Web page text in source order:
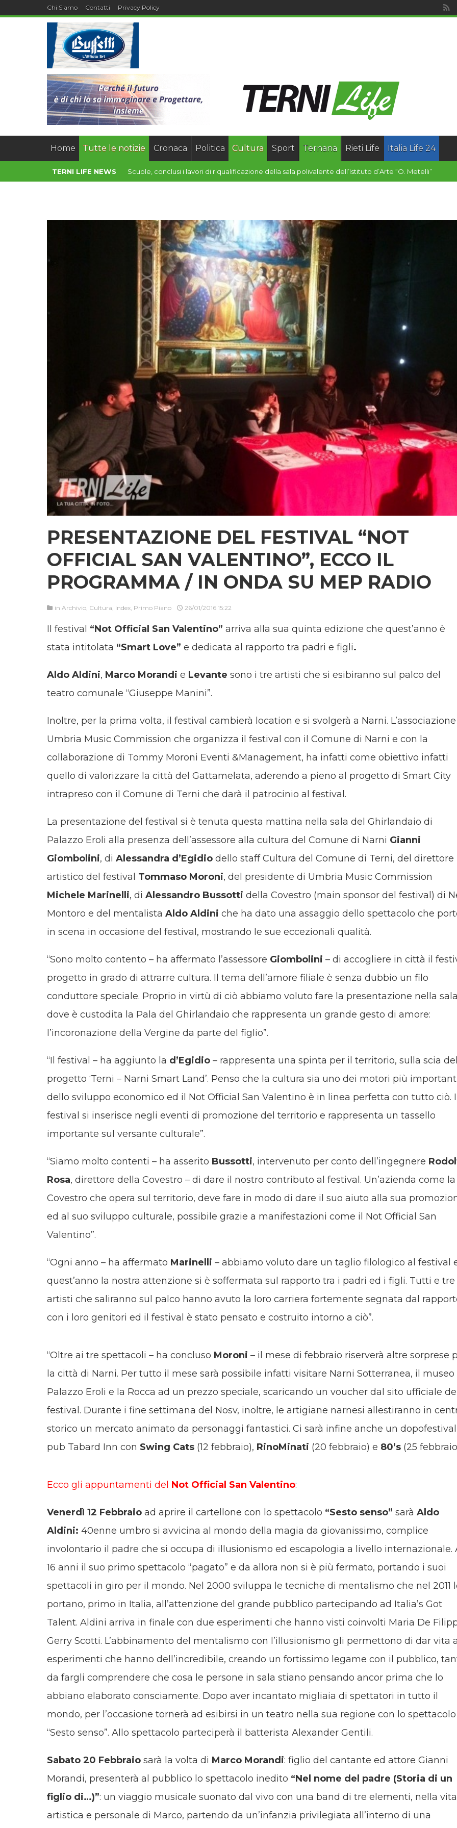
Chi Siamo Contatti Privacy Policy
Home Tutte le notizie Cronaca Politica Cultura Sport Ternana Rieti Life Italia Life 24
TERNI LIFE NEWS Salute animale e One Health:
PRESENTAZIONE DEL FESTIVAL “NOT
OFFICIAL SAN VALENTINO”, ECCO IL
PROGRAMMA / IN ONDA SU MEP RADIO
in Archivio, Cultura, Index, Primo Piano 26/01/2016 15:22
Il festival “Not Official San Valentino” arriva alla sua quinta edizione che quest’anno è
stata intitolata “Smart Love” e dedicata al rapporto tra padri e figli.
Aldo Aldini, Marco Morandi e Levante sono i tre artisti che si esibiranno sul palco del
teatro comunale “Giuseppe Manini”.
Inoltre, per la prima volta, il festival cambierà location e si svolgerà a Narni. L’associazione
Umbria Music Commission che organizza il festival con il Comune di Narni e con la
collaborazione di Tommy Moroni Eventi &Management, ha infatti come obiettivo infatti
quello di valorizzare la città del Gattamelata, aderendo a pieno al progetto di Smart City
intrapreso con il Comune di Terni che darà il patrocinio al festival.
La presentazione del festival si è tenuta questa mattina nella sala del Ghirlandaio di
Palazzo Eroli alla presenza dell’assessore alla cultura del Comune di Narni Gianni
Giombolini, di Alessandra d’Egidio dello staff Cultura del Comune di Terni, del direttore
artistico del festival Tommaso Moroni, del presidente di Umbria Music Commission
Michele Marinelli, di Alessandro Bussotti della Covestro (main sponsor del festival) di
Montoro e del mentalista Aldo Aldini che ha dato una assaggio dello spettacolo che
in scena in occasione del festival, mostrando le sue eccezionali qualità.
“Sono molto contento – ha affermato l’assessore Giombolini – di accogliere in città il
progetto in grado di attrarre cultura. Il tema dell’amore filiale è senza dubbio un filo
conduttore speciale. Proprio in virtù di ciò abbiamo voluto fare la presentazione nella sala
dove è custodita la Pala del Ghirlandaio che rappresenta un grande gesto di amore:
l’incoronazione della Vergine da parte del figlio”.
“Il festival – ha aggiunto la d’Egidio – rappresenta una spinta per il territorio, sulla scia del
progetto ‘Terni – Narni Smart Land’. Penso che la cultura sia uno dei motori più
dello sviluppo economico ed il Not Official San Valentino è in linea perfetta con tutto ciò. Il
festival si inserisce negli eventi di promozione del territorio e rappresenta un tassello
importante sul versante culturale”.
“Siamo molto contenti – ha asserito Bussotti, intervenuto per conto dell’ingegnere
Rosa, direttore della Covestro – di dare il nostro contributo al festival. Un’azienda come la
Covestro che opera sul territorio, deve fare in modo di dare il suo aiuto alla sua
ed al suo sviluppo culturale, possibile grazie a manifestazioni come il Not Official San
Valentino”.
“Ogni anno – ha affermato Marinelli – abbiamo voluto dare un taglio filologico al festival
quest’anno la nostra attenzione si è soffermata sul rapporto tra i padri ed i figli. Tutti e tre
artisti che saliranno sul palco hanno avuto la loro carriera fortemente segnata dal
con i loro genitori ed il festival è stato pensato e costruito intorno a ciò”.
“Oltre ai tre spettacoli – ha concluso Moroni – il mese di febbraio riserverà altre sorprese
la città di Narni. Per tutto il mese sarà possibile infatti visitare Narni Sotterranea, il museo
Palazzo Eroli e la Rocca ad un prezzo speciale, scaricando un voucher dal sito ufficiale del
festival. Durante i fine settimana del Nosv, inoltre, le artigiane narnesi allestiranno in
storico un mercato animato da personaggi fantastici. Ci sarà infine anche un dopofestival
pub Tabard Inn con Swing Cats (12 febbraio), RinoMinati (20 febbraio) e 80’s (25
Ecco gli appuntamenti del Not Official San Valentino:
Venerdì 12 Febbraio ad aprire il cartellone con lo spettacolo “Sesto senso” sarà Aldo
Aldini: 40enne umbro si avvicina al mondo della magia da giovanissimo, complice
involontario il padre che si occupa di illusionismo ed escapologia a livello internazionale.
16 anni il suo primo spettacolo “pagato” e da allora non si è più fermato, portando i suoi
spettacoli in giro per il mondo. Nel 2000 sviluppa le tecniche di mentalismo che nel 2011
portano, primo in Italia, all’attenzione del grande pubblico partecipando ad Italia’s Got
Talent. Aldini arriva in finale con due esperimenti che hanno visti coinvolti Maria De
Gerry Scotti. L’abbinamento del mentalismo con l’illusionismo gli permettono di dar vita
esperimenti che hanno dell’incredibile, creando un fortissimo legame con il pubblico,
da fargli comprendere che cosa le persone in sala stiano pensando ancor prima che lo
abbiano elaborato consciamente. Dopo aver incantato migliaia di spettatori in tutto il
mondo, per l’occasione tornerà ad esibirsi in un teatro nella sua regione con lo spettacolo
“Sesto senso”. Allo spettacolo parteciperà il batterista Alexander Gentili.
Sabato 20 Febbraio sarà la volta di Marco Morandi: figlio del cantante ed attore Gianni
Morandi, presenterà al pubblico lo spettacolo inedito “Nel nome del padre (Storia di un
figlio di…)”: un viaggio musicale suonato dal vivo con una band di tre elementi, nella vita
artistica e personale di Marco, partendo da un’infanzia privilegiata all’interno di una